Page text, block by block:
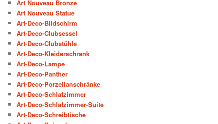
Art Nouveau Bronze
Art Nouveau Statue
Art-Deco-Bildschirm
Art-Deco-Clubsessel
Art-Deco-Clubstühle
Art-Deco-Kleiderschrank
Art-Deco-Lampe
Art-Deco-Panther
Art-Deco-Porzellanschränke
Art-Deco-Schlafzimmer
Art-Deco-Schlafzimmer-Suite
Art-Deco-Schreibtische